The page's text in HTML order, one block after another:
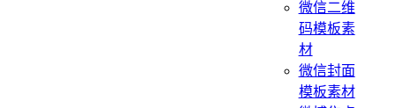
微信二维
码模板素
材
微信封面
模板素材